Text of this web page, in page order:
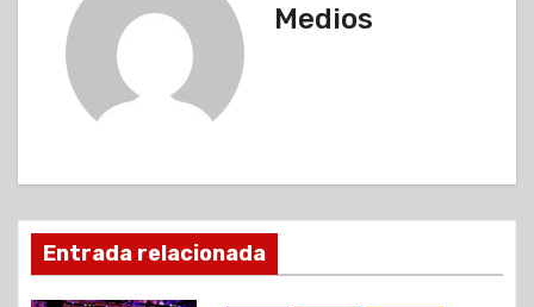
ó
n
d
Medios
Entrada relacionada